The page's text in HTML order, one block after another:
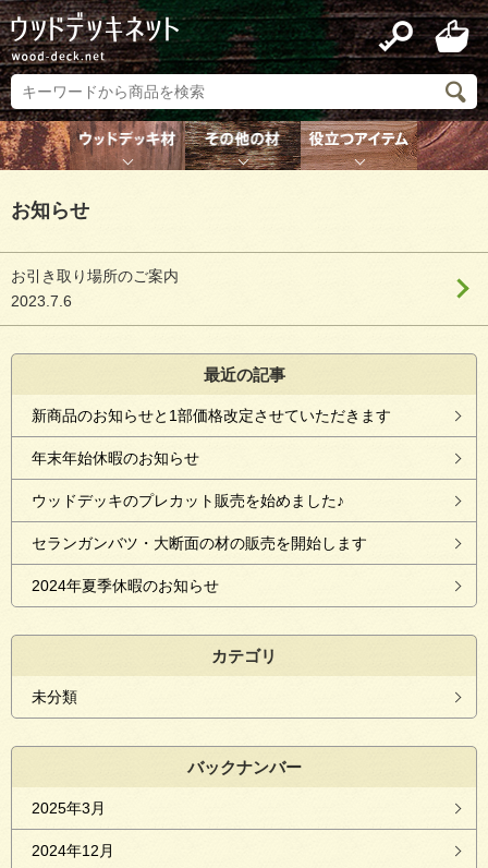
お知らせ
お引き取り場所のご案内
2023.7.6
最近の記事
新商品のお知らせと1部価格改定させていただきます
年末年始休暇のお知らせ
ウッドデッキのプレカット販売を始めました♪
セランガンバツ・大断面の材の販売を開始します
2024年夏季休暇のお知らせ
カテゴリ
未分類
バックナンバー
2025年3月
2024年12月